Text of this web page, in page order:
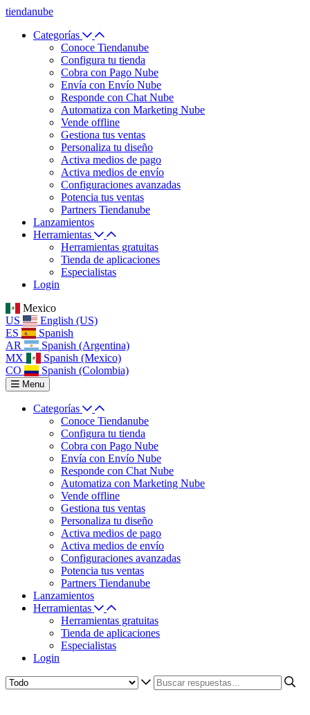
tiendanube
Categorías
Conoce Tiendanube
Configura tu tienda
Cobra con Pago Nube
Envía con Envío Nube
Responde con Chat Nube
Automatiza con Marketing Nube
Vende offline
Gestiona tus ventas
Personaliza tu diseño
Activa medios de pago
Activa medios de envío
Configuraciones avanzadas
Potencia tus ventas
Partners Tiendanube
Lanzamientos
Herramientas
Herramientas gratuitas
Tienda de aplicaciones
Especialistas
Login
Mexico
US
English (US)
ES
Spanish
AR
Spanish (Argentina)
MX
Spanish (Mexico)
CO
Spanish (Colombia)
Menu
Categorías
Conoce Tiendanube
Configura tu tienda
Cobra con Pago Nube
Envía con Envío Nube
Responde con Chat Nube
Automatiza con Marketing Nube
Vende offline
Gestiona tus ventas
Personaliza tu diseño
Activa medios de pago
Activa medios de envío
Configuraciones avanzadas
Potencia tus ventas
Partners Tiendanube
Lanzamientos
Herramientas
Herramientas gratuitas
Tienda de aplicaciones
Especialistas
Login